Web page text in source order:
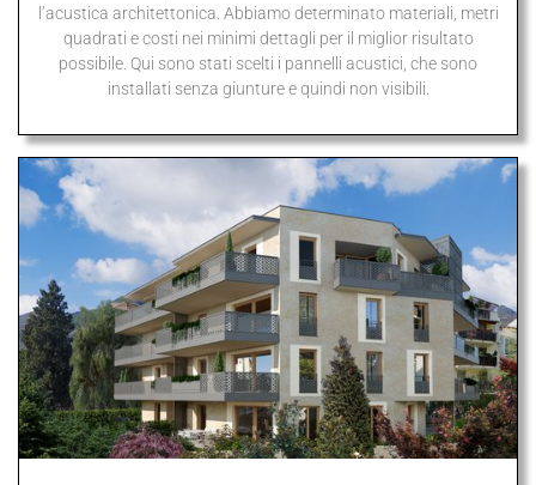
l’acustica architettonica. Abbiamo determinato materiali, metri
quadrati e costi nei minimi dettagli per il miglior risultato
possibile. Qui sono stati scelti i pannelli acustici, che sono
installati senza giunture e quindi non visibili.